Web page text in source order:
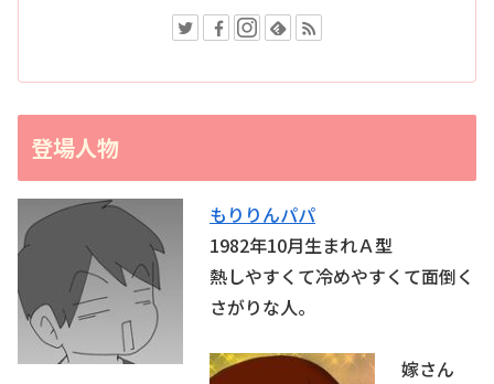
登場人物
もりりんパパ
1982年10月生まれＡ型
熱しやすくて冷めやすくて面倒く
さがりな人。
嫁さん